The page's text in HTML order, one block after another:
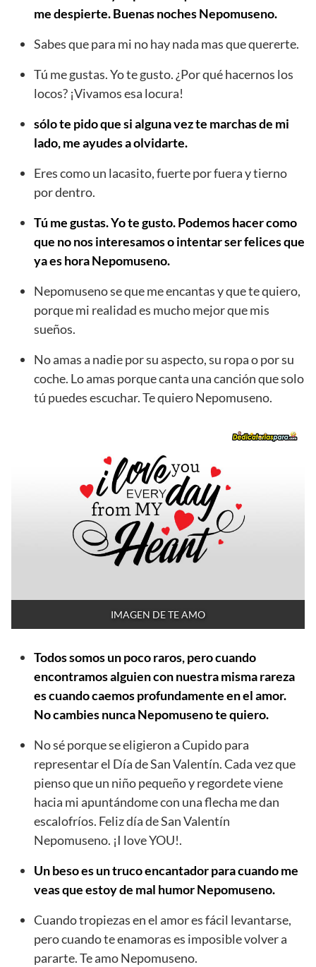
me despierte. Buenas noches Nepomuseno.
Sabes que para mi no hay nada mas que quererte.
Tú me gustas. Yo te gusto. ¿Por qué hacernos los
locos? ¡Vivamos esa locura!
sólo te pido que si alguna vez te marchas de mi
lado, me ayudes a olvidarte.
Eres como un lacasito, fuerte por fuera y tierno
por dentro.
Tú me gustas. Yo te gusto. Podemos hacer como
que no nos interesamos o intentar ser felices que
ya es hora Nepomuseno.
Nepomuseno se que me encantas y que te quiero,
porque mi realidad es mucho mejor que mis
sueños.
No amas a nadie por su aspecto, su ropa o por su
coche. Lo amas porque canta una canción que solo
tú puedes escuchar. Te quiero Nepomuseno.
IMAGEN DE TE AMO
Todos somos un poco raros, pero cuando
encontramos alguien con nuestra misma rareza
es cuando caemos profundamente en el amor.
No cambies nunca Nepomuseno te quiero.
No sé porque se eligieron a Cupido para
representar el Día de San Valentín. Cada vez que
pienso que un niño pequeño y regordete viene
hacia mi apuntándome con una flecha me dan
escalofríos. Feliz día de San Valentín
Nepomuseno. ¡I love YOU!.
Un beso es un truco encantador para cuando me
veas que estoy de mal humor Nepomuseno.
Cuando tropiezas en el amor es fácil levantarse,
pero cuando te enamoras es imposible volver a
pararte. Te amo Nepomuseno.